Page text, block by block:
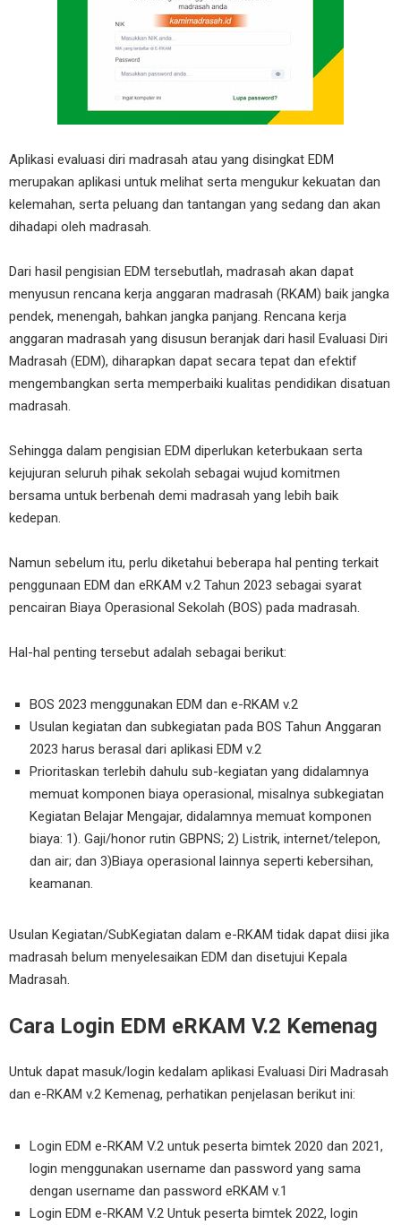
Aplikasi evaluasi diri madrasah atau yang disingkat EDM
merupakan aplikasi untuk melihat serta mengukur kekuatan dan
kelemahan, serta peluang dan tantangan yang sedang dan akan
dihadapi oleh madrasah.
Dari hasil pengisian EDM tersebutlah, madrasah akan dapat
menyusun rencana kerja anggaran madrasah (RKAM) baik jangka
pendek, menengah, bahkan jangka panjang. Rencana kerja
anggaran madrasah yang disusun beranjak dari hasil Evaluasi Diri
Madrasah (EDM), diharapkan dapat secara tepat dan efektif
mengembangkan serta memperbaiki kualitas pendidikan disatuan
madrasah.
Sehingga dalam pengisian EDM diperlukan keterbukaan serta
kejujuran seluruh pihak sekolah sebagai wujud komitmen
bersama untuk berbenah demi madrasah yang lebih baik
kedepan.
Namun sebelum itu, perlu diketahui beberapa hal penting terkait
penggunaan EDM dan eRKAM v.2 Tahun 2023 sebagai syarat
pencairan Biaya Operasional Sekolah (BOS) pada madrasah.
Hal-hal penting tersebut adalah sebagai berikut:
BOS 2023 menggunakan EDM dan e-RKAM v.2
Usulan kegiatan dan subkegiatan pada BOS Tahun Anggaran
2023 harus berasal dari aplikasi EDM v.2
Prioritaskan terlebih dahulu sub-kegiatan yang didalamnya
memuat komponen biaya operasional, misalnya subkegiatan
Kegiatan Belajar Mengajar, didalamnya memuat komponen
biaya: 1). Gaji/honor rutin GBPNS; 2) Listrik, internet/telepon,
dan air; dan 3)Biaya operasional lainnya seperti kebersihan,
keamanan.
Usulan Kegiatan/SubKegiatan dalam e-RKAM tidak dapat diisi jika
madrasah belum menyelesaikan EDM dan disetujui Kepala
Madrasah.
Cara Login EDM eRKAM V.2 Kemenag
Untuk dapat masuk/login kedalam aplikasi Evaluasi Diri Madrasah
dan e-RKAM v.2 Kemenag, perhatikan penjelasan berikut ini:
Login EDM e-RKAM V.2 untuk peserta bimtek 2020 dan 2021,
login menggunakan username dan password yang sama
dengan username dan password eRKAM v.1
Login EDM e-RKAM V.2 Untuk peserta bimtek 2022, login